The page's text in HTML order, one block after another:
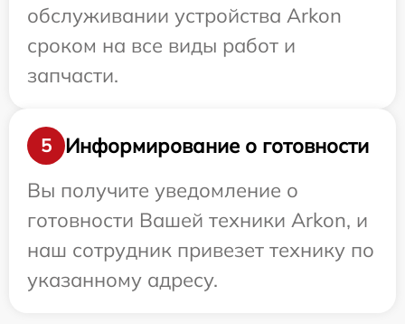
обслуживании устройства Arkon
сроком на все виды работ и
запчасти.
5
Информирование о готовности
Вы получите уведомление о
готовности Вашей техники Arkon, и
наш сотрудник привезет технику по
указанному адресу.